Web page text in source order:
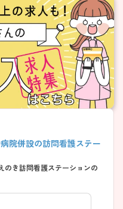
院併設の訪問看護ステー
き訪問看護ステーションの